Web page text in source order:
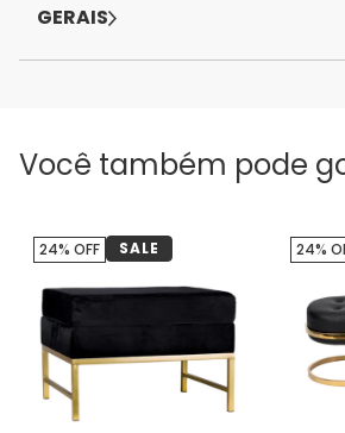
GERAIS
Você também pode
24% OFF SALE 24%